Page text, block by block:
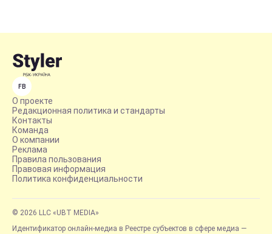
FB
О проекте
Редакционная политика и стандарты
Контакты
Команда
О компании
Реклама
Правила пользования
Правовая информация
Политика конфиденциальности
© 2026 LLC «UBT MEDIA»
Идентификатор онлайн-медиа в Реестре субъектов в сфере медиа —